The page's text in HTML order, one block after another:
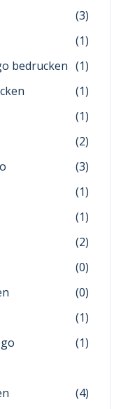
(3)
(1)
bedrucken (1)
(1)
(1)
(2)
(3)
(1)
(1)
(2)
(0)
(0)
(1)
(1)
(4)